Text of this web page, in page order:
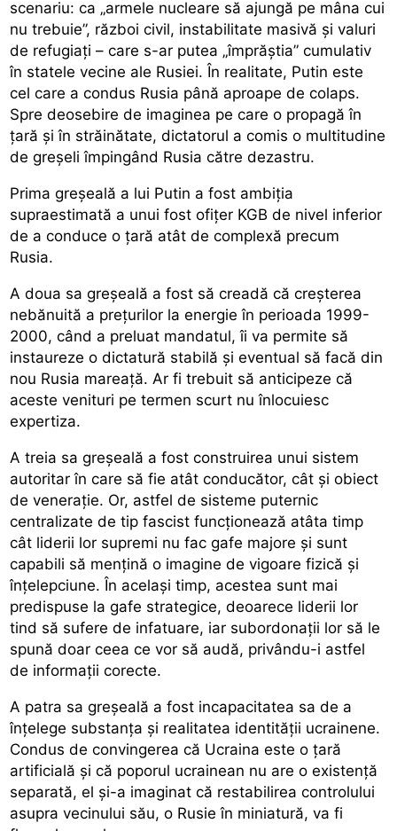
scenariu: ca „armele nucleare să ajungă pe mâna cui
nu trebuie”, război civil, instabilitate masivă și valuri
de refugiați – care s-ar putea „împrăștia” cumulativ
în statele vecine ale Rusiei. În realitate, Putin este
cel care a condus Rusia până aproape de colaps.
Spre deosebire de imaginea pe care o propagă în
țară și în străinătate, dictatorul a comis o multitudine
de greșeli împingând Rusia către dezastru.
Prima greșeală a lui Putin a fost ambiția
supraestimată a unui fost ofițer KGB de nivel inferior
de a conduce o țară atât de complexă precum
Rusia.
A doua sa greșeală a fost să creadă că creșterea
nebănuită a prețurilor la energie în perioada 1999-
2000, când a preluat mandatul, îi va permite să
instaureze o dictatură stabilă și eventual să facă din
nou Rusia mareață. Ar fi trebuit să anticipeze că
aceste venituri pe termen scurt nu înlocuiesc
expertiza.
A treia sa greșeală a fost construirea unui sistem
autoritar în care să fie atât conducător, cât și obiect
de venerație. Or, astfel de sisteme puternic
centralizate de tip fascist funcționează atâta timp
cât liderii lor supremi nu fac gafe majore și sunt
capabili să mențină o imagine de vigoare fizică și
înțelepciune. În același timp, acestea sunt mai
predispuse la gafe strategice, deoarece liderii lor
tind să sufere de infatuare, iar subordonații lor să le
spună doar ceea ce vor să audă, privându-i astfel
de informații corecte.
A patra sa greșeală a fost incapacitatea sa de a
înțelege substanța și realitatea identității ucrainene.
Condus de convingerea că Ucraina este o țară
artificială și că poporul ucrainean nu are o existență
separată, el și-a imaginat că restabilirea controlului
asupra vecinului său, o Rusie în miniatură, va fi